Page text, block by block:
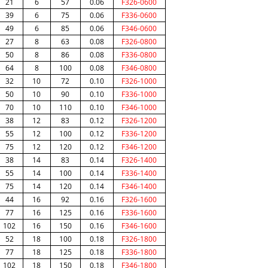
39 6 75 0.06
F336-0600
49 6 85 0.06
F346-0600
27 8 63 0.08
F326-0800
50 8 86 0.08
F336-0800
64 8 100 0.08
F346-0800
32 10 72 0.10
F326-1000
50 10 90 0.10
F336-1000
70 10 110 0.10
F346-1000
38 12 83 0.12
F326-1200
55 12 100 0.12
F336-1200
75 12 120 0.12
F346-1200
38 14 83 0.14
F326-1400
55 14 100 0.14
F336-1400
75 14 120 0.14
F346-1400
44 16 92 0.16
F326-1600
77 16 125 0.16
F336-1600
102 16 150 0.16
F346-1600
52 18 100 0.18
F326-1800
77 18 125 0.18
F336-1800
102 18 150 0.18
F346-1800